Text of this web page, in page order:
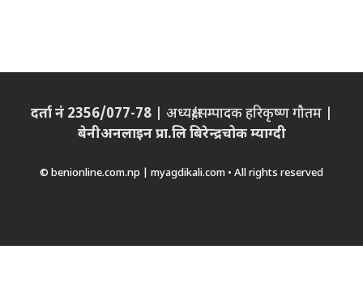
दर्ता नं 2356/077-78| अध्यक्ष/सम्पादक हरिकृष्ण गौतम |
बेनीअनलाइन प्रा.लि बिरेन्द्रचोक म्याग्दी
© benionline.com.np | myagdikali.com • All rights reserved